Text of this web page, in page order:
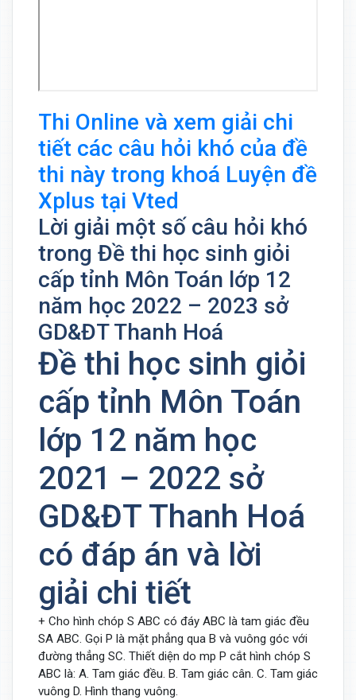
Thi Online và xem giải chi
tiết các câu hỏi khó của đề
thi này trong khoá Luyện đề
Xplus tại Vted
Lời giải một số câu hỏi khó
trong Đề thi học sinh giỏi
cấp tỉnh Môn Toán lớp 12
năm học 2022 – 2023 sở
GD&ĐT Thanh Hoá
Đề thi học sinh giỏi
cấp tỉnh Môn Toán
lớp 12 năm học
2021 – 2022 sở
GD&ĐT Thanh Hoá
có đáp án và lời
giải chi tiết
+ Cho hình chóp S ABC có đáy ABC là tam giác đều
SA ABC. Gọi P là mặt phẳng qua B và vuông góc với
đường thẳng SC. Thiết diện do mp P cắt hình chóp S
ABC là: A. Tam giác đều. B. Tam giác cân. C. Tam giác
vuông D. Hình thang vuông.